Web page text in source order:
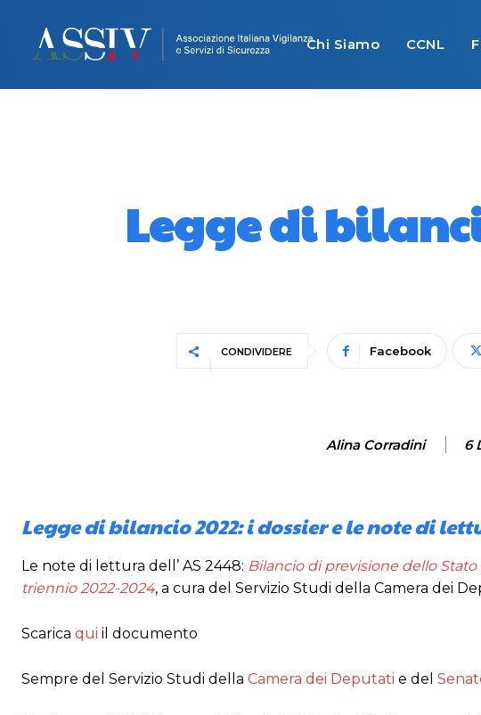
Chi Siamo CCNL
Legge di
CONDIVIDERE Facebook
Alina Corradini 6
Legge di bilancio 2022: i dossier e le note di
Le note di lettura dell’ AS 2448: Bilancio di previsione dello
triennio 2022-2024, a cura del Servizio Studi della Camera dei
Scarica qui il documento
Sempre del Servizio Studi della Camera dei Deputati e del